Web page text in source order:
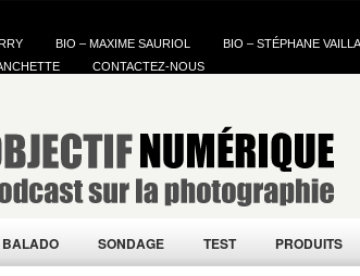
BIO – MAXIME SAURIOL
BIO – STÉPHANE
CONTACTEZ-NOUS
BALADO SONDAGE TEST PRODUITS